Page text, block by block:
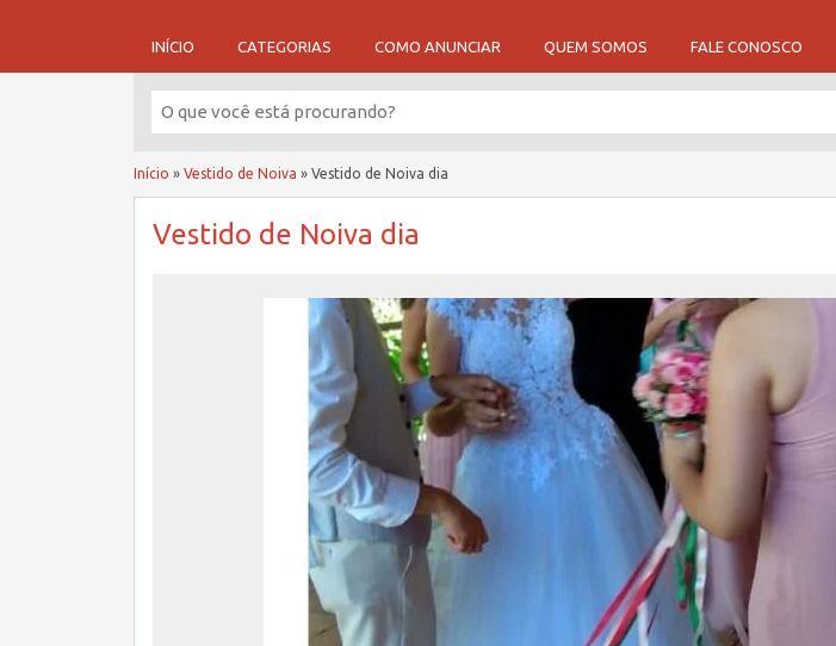
INÍCIO CATEGORIAS COMO ANUNCIAR QUEM SOMOS FALE CONOSCO
Início » Vestido de Noiva » Vestido de Noiva dia
Vestido de Noiva dia